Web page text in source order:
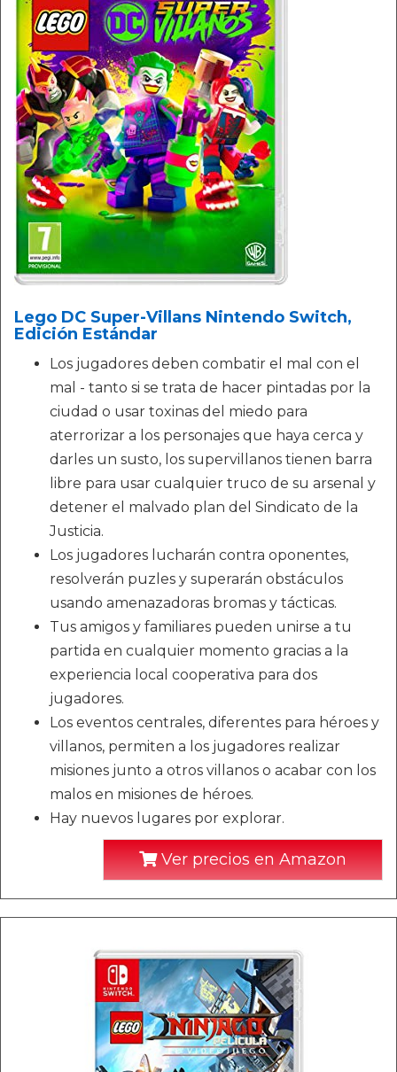
Lego DC Super-Villans Nintendo Switch,
Edición Estándar
Los jugadores deben combatir el mal con el
mal - tanto si se trata de hacer pintadas por la
ciudad o usar toxinas del miedo para
aterrorizar a los personajes que haya cerca y
darles un susto, los supervillanos tienen barra
libre para usar cualquier truco de su arsenal y
detener el malvado plan del Sindicato de la
Justicia.
Los jugadores lucharán contra oponentes,
resolverán puzles y superarán obstáculos
usando amenazadoras bromas y tácticas.
Tus amigos y familiares pueden unirse a tu
partida en cualquier momento gracias a la
experiencia local cooperativa para dos
jugadores.
Los eventos centrales, diferentes para héroes y
villanos, permiten a los jugadores realizar
misiones junto a otros villanos o acabar con los
malos en misiones de héroes.
Hay nuevos lugares por explorar.
Ver precios en Amazon